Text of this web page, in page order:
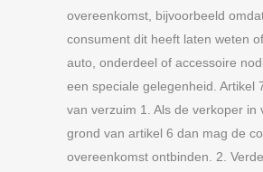
overeenkomst, bijvoorbeeld
consument dit heeft laten weten
auto, onderdeel of accessoire
een speciale gelegenheid. Artikel
van verzuim 1. Als de verkoper in
grond van artikel 6 dan mag de
overeenkomst ontbinden. 2.